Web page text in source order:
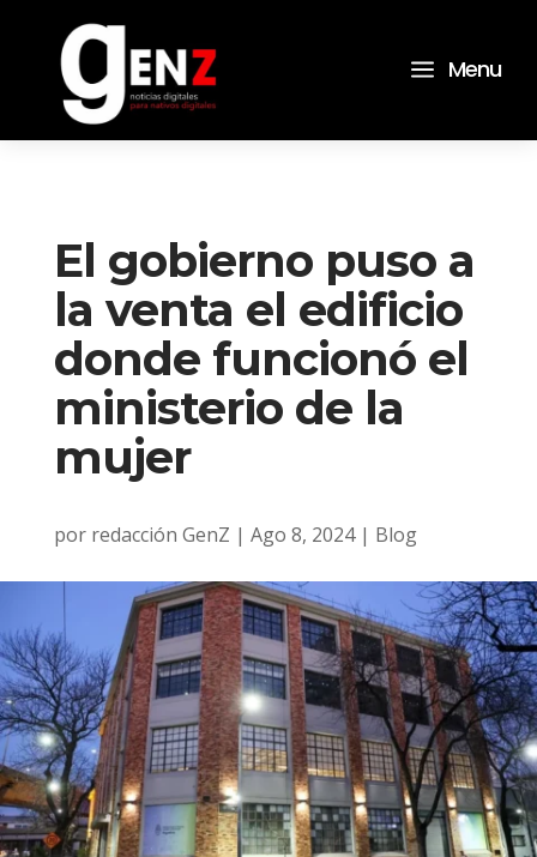
a Menu
El gobierno puso a
la venta el edificio
donde funcionó el
ministerio de la
mujer
por redacción GenZ | Ago 8, 2024| Blog